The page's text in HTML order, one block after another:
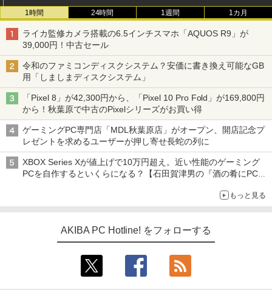
1時間 24時間 1週間 1カ月
ライカ監修カメラ搭載の6.5インチスマホ「AQUOS R9」が
39,000円！中古セール
令和のファミコンディスクシステム？安価に書き換え可能なGB
用「しましまディスクシステム」
「Pixel 8」が42,300円から、「Pixel 10 Pro Fold」が169,800円
から！秋葉原で中古のPixelシリーズがお買い得
ゲーミングPC専門店「MDL秋葉原店」がオープン、開店記念プ
レゼントを求めるユーザーが押し寄せ長蛇の列に
XBOX Series Xが値上げで10万円超え。近い性能のゲーミング
PCを自作するといくらになる？【石田賀津男の『酒の肴にPCゲ
もっと見る
AKIBA PC Hotline! をフォローする